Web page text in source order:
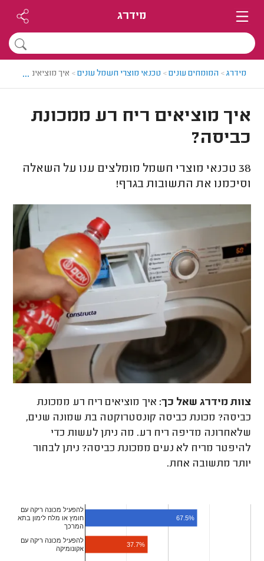
מידרג
מידרג> המומחים עונים> טכנאי מוצרי חשמל עונים> איך מוציאים ריח רע
...
איך מוציאים ריח רע ממכונת
כביסה?
38 טכנאי מוצרי חשמל מומלצים ענו על השאלה
וסיכמנו את התשובות בגרף!
צוות מידרג שאל כך: איך מוציאים ריח רע ממכונת
כביסה? מכונת כביסה קונסטרוקטה בת שמונה שנים,
שלאחרונה מדיפה ריח רע. מה ניתן לעשות כדי
להיפטר מריח לא נעים ממכונת כביסה? ניתן לבחור
יותר מתשובה אחת.
להפעיל מכונה ריקה עם
חומץ או מלח לימון בתא
המרכך
להפעיל מכונה ריקה עם
אקונומיקה
67.5%
37.7%